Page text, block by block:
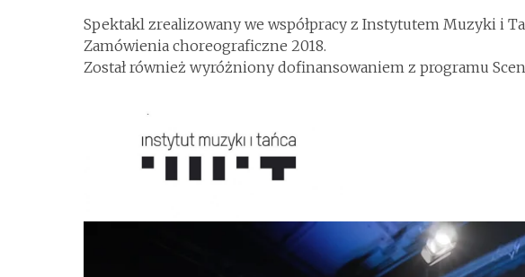
Spektakl zrealizowany we współpracy z Instytutem Muzyki i
Zamówienia choreograficzne 2018.
Został również wyróżniony dofinansowaniem z programu